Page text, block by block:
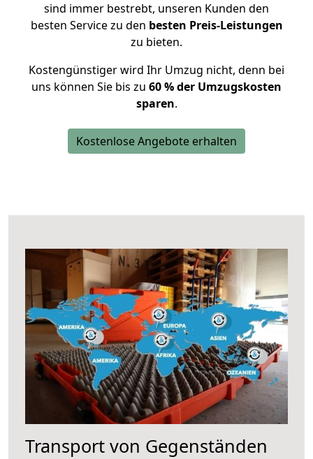
sind immer bestrebt, unseren Kunden den
besten Service zu den besten Preis-Leistungen
zu bieten.
Kostengünstiger wird Ihr Umzug nicht, denn bei
uns können Sie bis zu 60 % der Umzugskosten
sparen.
Kostenlose Angebote erhalten
Transport von Gegenständen